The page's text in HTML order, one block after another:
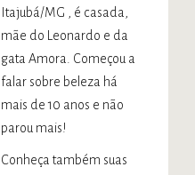
Itajubá/MG , é casada,
mãe do Leonardo e da
gata Amora. Começou a
falar sobre beleza há
mais de 10 anos e não
parou mais!
Conheça também suas